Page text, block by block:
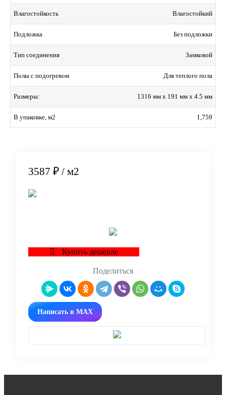
Влагостойкость Влагостойкий
Подложка Без подложки
Тип соединения Замковой
Полы с подогревом Для теплого пола
Размеры: 1316 мм x 191 мм x 4.5 мм
В упаковке, м2 1,759
3587 ₽ / м2
Купить дешевле
Поделиться
Написать в MAX